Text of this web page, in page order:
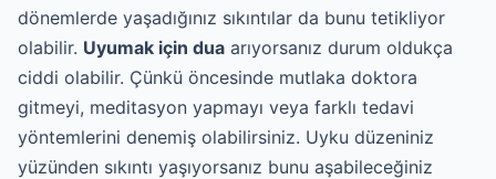
dönemlerde yaşadığınız sıkıntılar da bunu tetikliyor
olabilir. Uyumak için dua arıyorsanız durum oldukça
ciddi olabilir. Çünkü öncesinde mutlaka doktora
gitmeyi, meditasyon yapmayı veya farklı tedavi
yöntemlerini denemiş olabilirsiniz. Uyku düzeniniz
yüzünden sıkıntı yaşıyorsanız bunu aşabileceğiniz